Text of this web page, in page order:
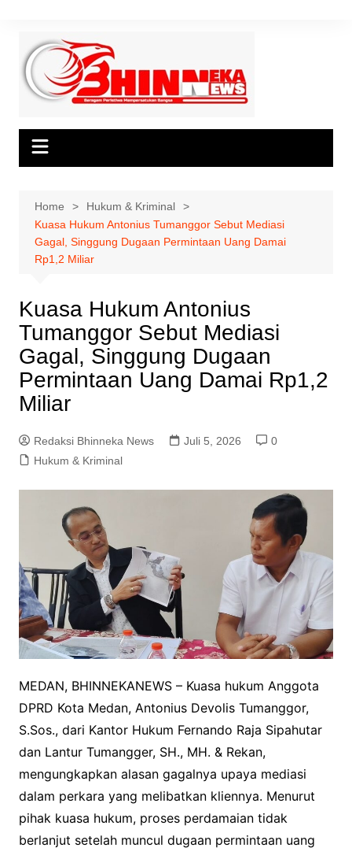
content
Home
Hukum & Kriminal
Kuasa Hukum Antonius Tumanggor Sebut Mediasi
Gagal, Singgung Dugaan Permintaan Uang Damai
Rp1,2 Miliar
Kuasa Hukum Antonius
Tumanggor Sebut Mediasi
Gagal, Singgung Dugaan
Permintaan Uang Damai Rp1,2
Miliar
Redaksi Bhinneka News Juli 5, 2026
0
Hukum & Kriminal
MEDAN, BHINNEKANEWS – Kuasa hukum Anggota
DPRD Kota Medan, Antonius Devolis Tumanggor,
S.Sos., dari Kantor Hukum Fernando Raja Sipahutar
dan Lantur Tumangger, SH., MH. & Rekan,
mengungkapkan alasan gagalnya upaya mediasi
dalam perkara yang melibatkan kliennya. Menurut
pihak kuasa hukum, proses perdamaian tidak
berlanjut setelah muncul dugaan permintaan uang